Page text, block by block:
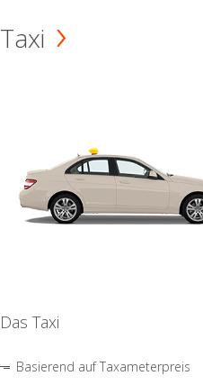
Taxi
Das Taxi
Basierend auf Taxameterpreis